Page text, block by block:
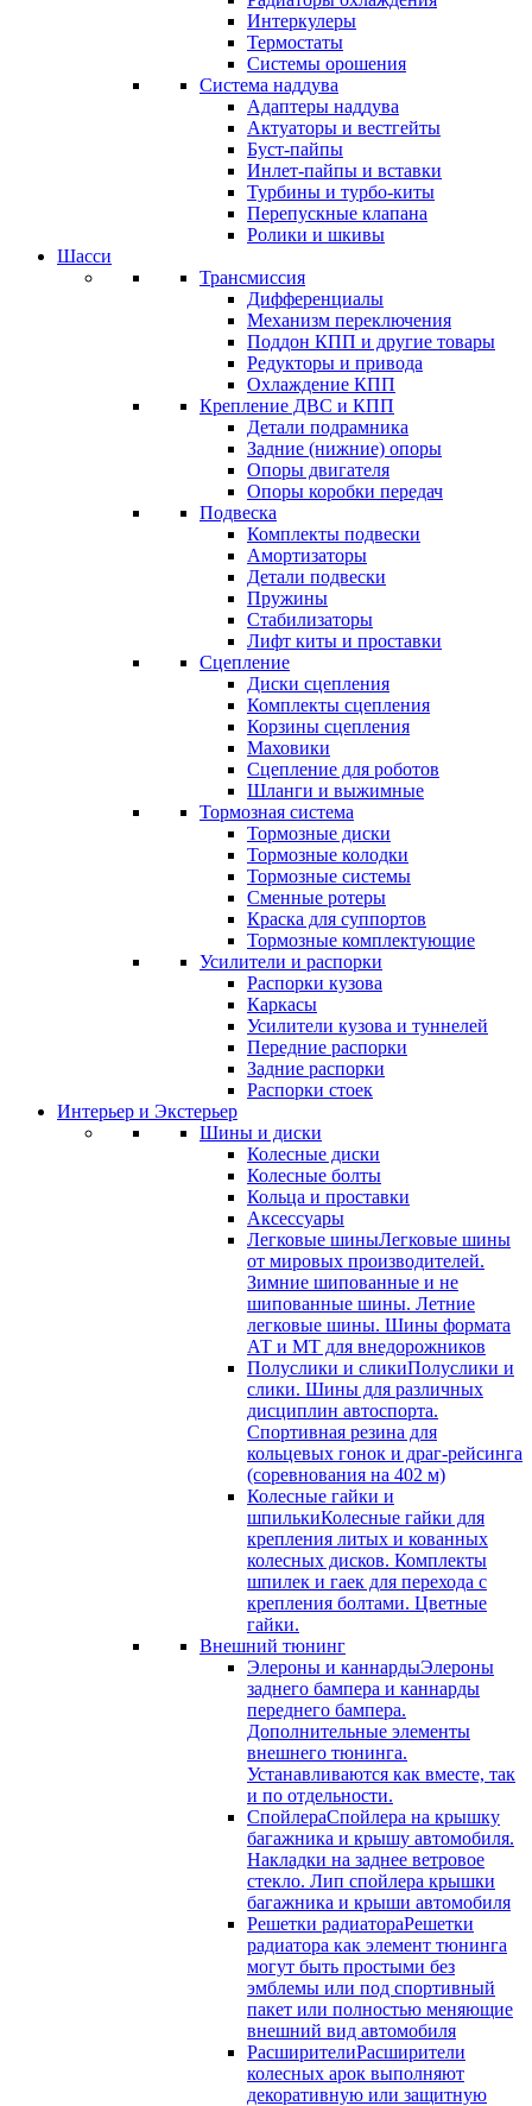
Интеркулеры
Термостаты
Системы орошения
Система наддува
Адаптеры наддува
Актуаторы и вестгейты
Буст-пайпы
Инлет-пайпы и вставки
Турбины и турбо-киты
Перепускные клапана
Ролики и шкивы
Шасси
Трансмиссия
Дифференциалы
Механизм переключения
Поддон КПП и другие товары
Редукторы и привода
Охлаждение КПП
Крепление ДВС и КПП
Детали подрамника
Задние (нижние) опоры
Опоры двигателя
Опоры коробки передач
Подвеска
Комплекты подвески
Амортизаторы
Детали подвески
Пружины
Стабилизаторы
Лифт киты и проставки
Сцепление
Диски сцепления
Комплекты сцепления
Корзины сцепления
Маховики
Сцепление для роботов
Шланги и выжимные
Тормозная система
Тормозные диски
Тормозные колодки
Тормозные системы
Сменные ротеры
Краска для суппортов
Тормозные комплектующие
Усилители и распорки
Распорки кузова
Каркасы
Усилители кузова и туннелей
Передние распорки
Задние распорки
Распорки стоек
Интерьер и Экстерьер
Шины и диски
Колесные диски
Колесные болты
Кольца и проставки
Аксессуары
Легковые шиныЛегковые шины
от мировых производителей.
Зимние шипованные и не
шипованные шины. Летние
легковые шины. Шины формата
АТ и МТ для внедорожников
Полуслики и сликиПолуслики и
слики. Шины для различных
дисциплин автоспорта.
Спортивная резина для
кольцевых гонок и драг-рейсинга
(соревнования на 402 м)
Колесные гайки и
шпилькиКолесные гайки для
крепления литых и кованных
колесных дисков. Комплекты
шпилек и гаек для перехода с
крепления болтами. Цветные
гайки.
Внешний тюнинг
Элероны и каннардыЭлероны
заднего бампера и каннарды
переднего бампера.
Дополнительные элементы
внешнего тюнинга.
Устанавливаются как вместе, так
и по отдельности.
СпойлераСпойлера на крышку
багажника и крышу автомобиля.
Накладки на заднее ветровое
стекло. Лип спойлера крышки
багажника и крыши автомобиля
Решетки радиатораРешетки
радиатора как элемент тюнинга
могут быть простыми без
эмблемы или под спортивный
пакет или полностью меняющие
внешний вид автомобиля
РасширителиРасширители
колесных арок выполняют
декоративную или защитную